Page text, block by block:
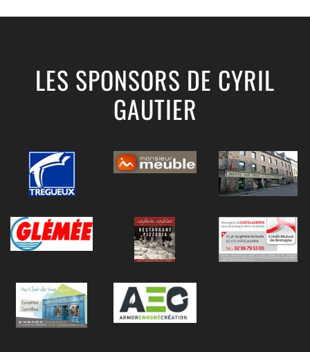
LES SPONSORS DE CYRIL
GAUTIER